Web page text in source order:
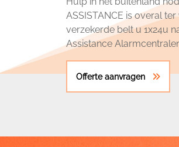
ASSISTANCE is overal
verzekerde belt u 1x24u
Assistance
Offerte aanvragen